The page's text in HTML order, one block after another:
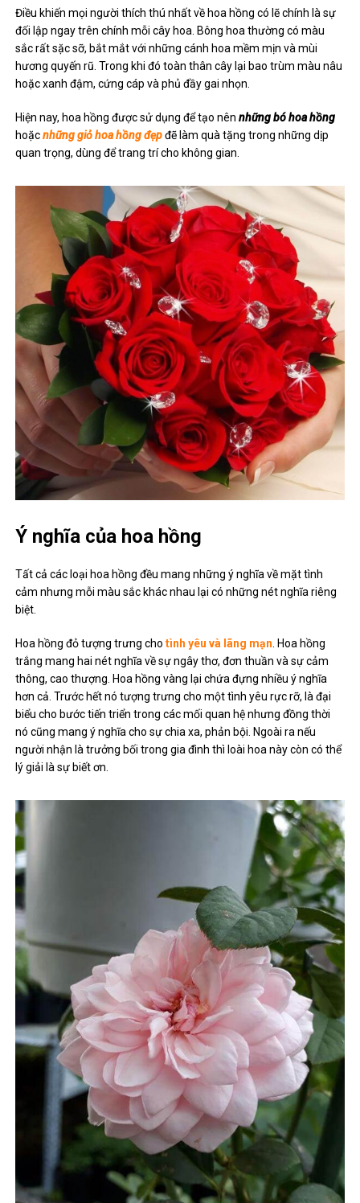
Điều khiến mọi người thích thú nhất về hoa hồng có lẽ chính là sự
đối lập ngay trên chính mỗi cây hoa. Bông hoa thường có màu
sắc rất sặc sỡ, bắt mắt với những cánh hoa mềm mịn và mùi
hương quyến rũ. Trong khi đó toàn thân cây lại bao trùm màu nâu
hoặc xanh đậm, cứng cáp và phủ đầy gai nhọn.
Hiện nay, hoa hồng được sử dụng để tạo nênnhững bó hoa hồng
hoặcnhững giỏ hoa hồng đẹpđẽ làm quà tặng trong những dịp
quan trọng, dùng để trang trí cho không gian.
Ý nghĩa của hoa hồng
Tất cả các loại hoa hồng đều mang những ý nghĩa về mặt tình
cảm nhưng mỗi màu sắc khác nhau lại có những nét nghĩa riêng
biệt.
Hoa hồng đỏ tượng trưng chotình yêu và lãng mạn. Hoa hồng
trắng mang hai nét nghĩa về sự ngây thơ, đơn thuần và sự cảm
thông, cao thượng. Hoa hồng vàng lại chứa đựng nhiều ý nghĩa
hơn cả. Trước hết nó tượng trưng cho một tình yêu rực rỡ, là đại
biểu cho bước tiến triển trong các mối quan hệ nhưng đồng thời
nó cũng mang ý nghĩa cho sự chia xa, phản bội. Ngoài ra nếu
người nhận là trưởng bối trong gia đình thì loài hoa này còn có thể
lý giải là sự biết ơn.